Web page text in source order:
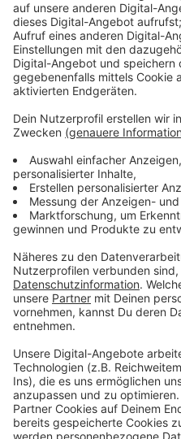
Kinder aufs Gymnasium
der Landeselternschaft
Das klingt zwar etwas
Schulformen, wie Haupt-
gibt - aber man erhält
den Kindern offenbar
an, dass sie am Limit
wollen für die Kinder
psychische Hilfe suchen,
der Landeselternschaft.
Anzeige
"Wir reden, wenn ich
hochrechne über
Das ist eine Zahl, die
hat."